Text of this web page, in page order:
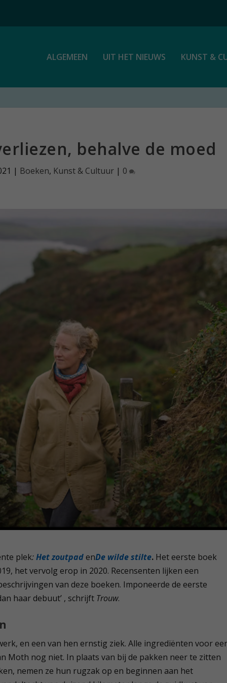
ALGEMEEN UIT HET NIEUWS KUNST &
behalve de moed
| Boeken, Kunst & Cultuur | 0
plek:Het zoutpad enDe wilde stilte. Het eerste boek
het vervolg erop in 2020. Recensenten lijken een
van deze boeken. Imponeerde de eerste
haar debuut’ , schrijft Trouw.
en een van hen ernstig ziek. Alle ingrediënten voor
Moth nog niet. In plaats van bij de pakken neer te zitten
nemen ze hun rugzak op en beginnen aan het